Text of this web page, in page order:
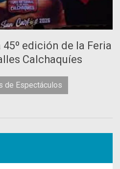
edición de la Feria
Calchaquíes
de Espectáculos